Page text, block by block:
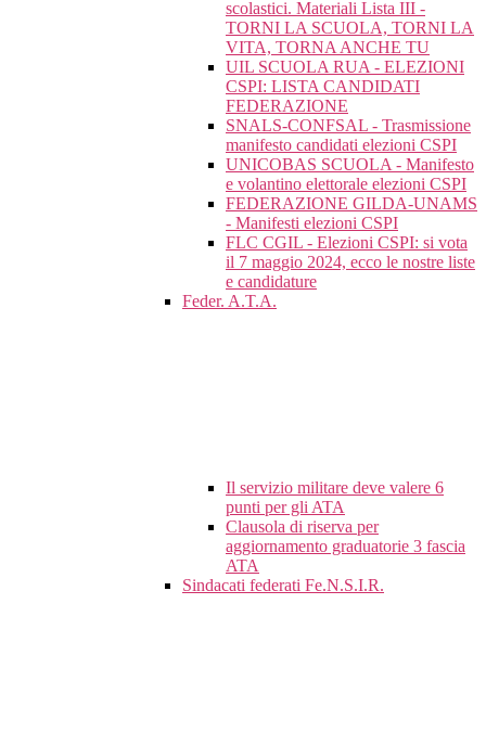
scolastici. Materiali Lista III -
TORNI LA SCUOLA, TORNI LA
VITA, TORNA ANCHE TU
UIL SCUOLA RUA - ELEZIONI
CSPI: LISTA CANDIDATI
FEDERAZIONE
SNALS-CONFSAL - Trasmissione
manifesto candidati elezioni CSPI
UNICOBAS SCUOLA - Manifesto
e volantino elettorale elezioni CSPI
FEDERAZIONE GILDA-UNAMS
- Manifesti elezioni CSPI
FLC CGIL - Elezioni CSPI: si vota
il 7 maggio 2024, ecco le nostre liste
e candidature
Feder. A.T.A.
Il servizio militare deve valere 6
punti per gli ATA
Clausola di riserva per
aggiornamento graduatorie 3 fascia
ATA
Sindacati federati Fe.N.S.I.R.